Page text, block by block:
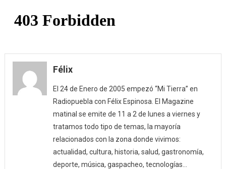
Félix
El 24 de Enero de 2005 empezó “Mi Tierra” en
Radiopuebla con Félix Espinosa. El Magazine
matinal se emite de 11 a 2 de lunes a viernes y
tratamos todo tipo de temas, la mayoría
relacionados con la zona donde vivimos:
actualidad, cultura, historia, salud, gastronomía,
deporte, música, gaspacheo, tecnologías…